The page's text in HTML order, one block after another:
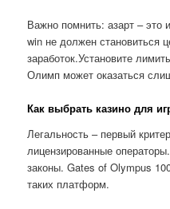
Важно помнить: азарт – это
win не должен становиться
заработок.Установите
Олимп может оказаться
Как выбрать казино для
Легальность – первый
лицензированные
законы. Gates of Olympus
таких платформ.